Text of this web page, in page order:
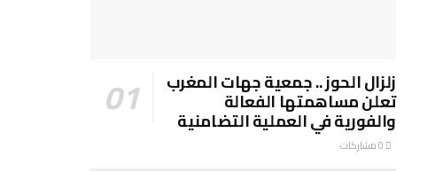
زلزال الحوز .. جمعية جهات المغرب
تعلن مساهمتها الفعالة
والفورية في العملية التضامنية